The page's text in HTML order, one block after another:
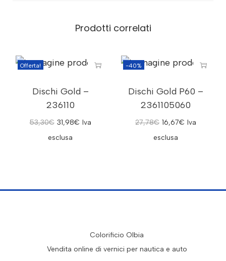
Prodotti correlati
Offerta!
Dischi Gold –
236110
53,30€ 31,98€ Iva
esclusa
-40%
Dischi Gold P60 –
2361105060
27,78€ 16,67€ Iva
esclusa
Colorificio Olbia
Vendita online di vernici per nautica e auto